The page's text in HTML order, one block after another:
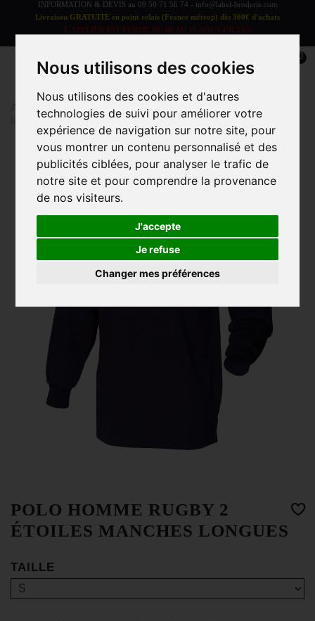
Nous utilisons des cookies
Nous utilisons des cookies et d'autres
technologies de suivi pour améliorer votre
expérience de navigation sur notre site, pour
vous montrer un contenu personnalisé et des
publicités ciblées, pour analyser le trafic de
notre site et pour comprendre la provenance
de nos visiteurs.
J'accepte
Je refuse
Changer mes préférences
INFORMATION & DEVIS au 09 50 71 56 74 - info@label-broderie.com
Livraison GRATUITE en point relais (France métrop) dès 300€ d'achats
L'ATELIER EST FERME DU 08 AU 16 AOUT INCLUS
0
Accueil >
Polo homme RUGBY 2 étoiles manches
longues
POLO HOMME RUGBY 2
ÉTOILES MANCHES LONGUES
TAILLE